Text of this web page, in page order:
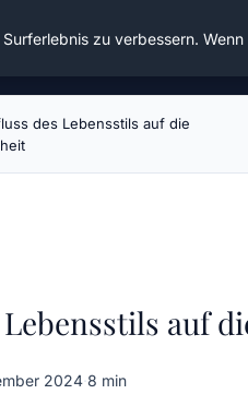
des Lebensstils auf die
auf
2024·8 min
zu verbessern.